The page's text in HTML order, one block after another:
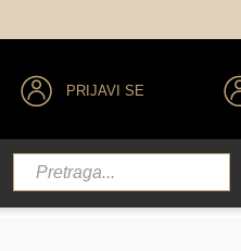
PRIJAVI SE